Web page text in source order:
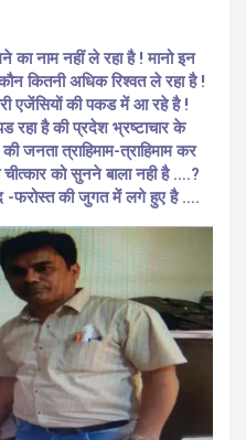
का नाम नहीं ले रहा है ! मानो इन
कितनी अधिक रिश्वत ले रहा है !
एजेंसियों की पकड में आ रहे है !
रहा है की प्रदेश भ्रष्टाचार के
जनता त्राहिमाम-त्राहिमाम कर
को सुनने बाला नही है ….?
-फरोस्त की जुगत में लगे हुए है ….